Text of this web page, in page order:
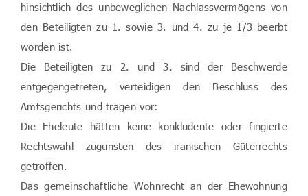
hinsichtlich des unbeweglichen Nachlassvermögens von
den Beteiligten zu 1. sowie 3. und 4. zu je 1/3 beerbt
worden ist.
Die Beteiligten zu 2. und 3. sind der Beschwerde
entgegengetreten, verteidigen den Beschluss des
Amtsgerichts und tragen vor:
Die Eheleute hätten keine konkludente oder fingierte
Rechtswahl zugunsten des iranischen Güterrechts
getroffen.
Das gemeinschaftliche Wohnrecht an der Ehewohnung